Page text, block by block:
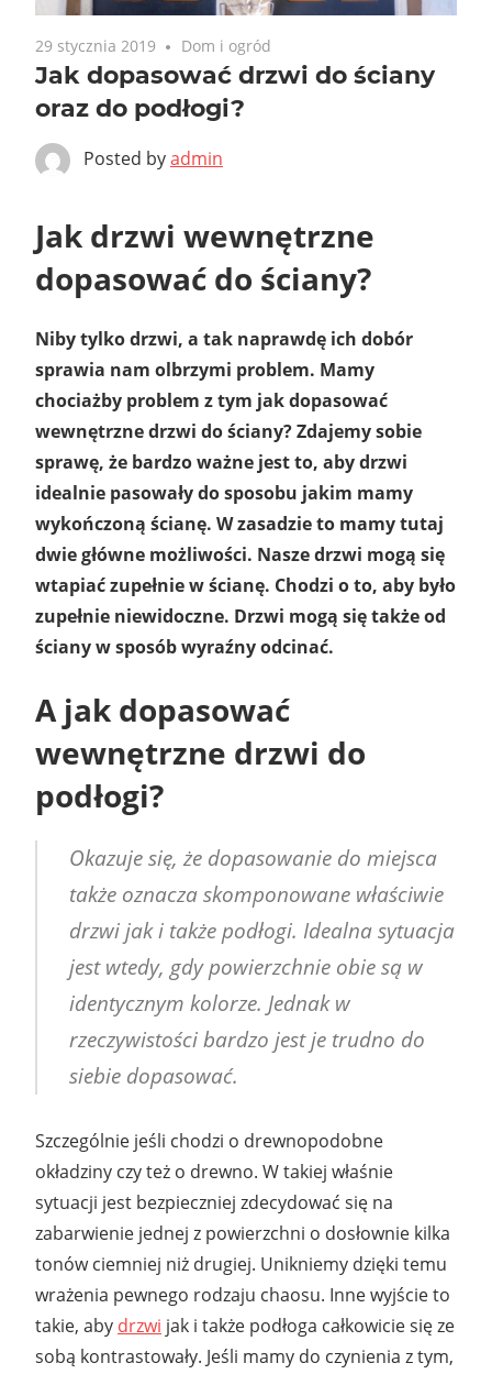
29 stycznia 2019 Dom i ogród
Jak dopasować drzwi do ściany
oraz do podłogi?
Posted byadmin
Jak drzwi wewnętrzne
dopasować do ściany?
Niby tylko drzwi, a tak naprawdę ich dobór
sprawia nam olbrzymi problem. Mamy
chociażby problem z tym jak dopasować
wewnętrzne drzwi do ściany? Zdajemy sobie
sprawę, że bardzo ważne jest to, aby drzwi
idealnie pasowały do sposobu jakim mamy
wykończoną ścianę. W zasadzie to mamy tutaj
dwie główne możliwości. Nasze drzwi mogą się
wtapiać zupełnie w ścianę. Chodzi o to, aby było
zupełnie niewidoczne. Drzwi mogą się także od
ściany w sposób wyraźny odcinać.
A jak dopasować
wewnętrzne drzwi do
podłogi?
Okazuje się, że dopasowanie do miejsca
także oznacza skomponowane właściwie
drzwi jak i także podłogi. Idealna sytuacja
jest wtedy, gdy powierzchnie obie są w
identycznym kolorze. Jednak w
rzeczywistości bardzo jest je trudno do
siebie dopasować.
Szczególnie jeśli chodzi o drewnopodobne
okładziny czy też o drewno. W takiej właśnie
sytuacji jest bezpieczniej zdecydować się na
zabarwienie jednej z powierzchni o dosłownie kilka
tonów ciemniej niż drugiej. Unikniemy dzięki temu
wrażenia pewnego rodzaju chaosu. Inne wyjście to
takie, aby drzwi jak i także podłoga całkowicie się ze
sobą kontrastowały. Jeśli mamy do czynienia z tym,